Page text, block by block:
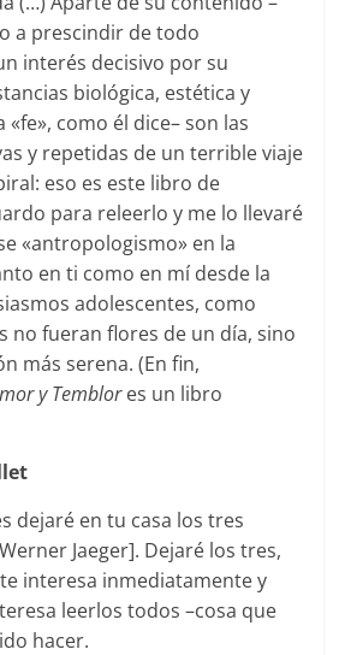
a prescindir de todo
interés decisivo por su
biológica, estética y
«fe», como él dice– son las
y repetidas de un terrible viaje
eso es este libro de
para releerlo y me lo llevaré
«antropologismo» en la
en ti como en mí desde la
adolescentes, como
no fueran flores de un día, sino
más serena. (En fin,
y Temblores un libro
dejaré en tu casa los tres
Jaeger]. Dejaré los tres,
interesa inmediatamente y
leerlos todos –cosa que
hacer.